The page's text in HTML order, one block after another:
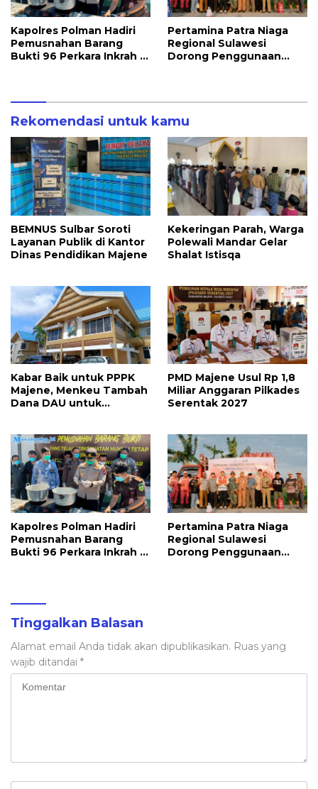
Kapolres Polman Hadiri
Pemusnahan Barang
Bukti 96 Perkara Inkrah di
Pertamina Patra Niaga
Regional Sulawesi
Dorong Penggunaan
Rekomendasi untuk kamu
BEMNUS Sulbar Soroti
Layanan Publik di Kantor
Dinas Pendidikan Majene
Kekeringan Parah, Warga
Polewali Mandar Gelar
Shalat Istisqa
Kabar Baik untuk PPPK
Majene, Menkeu Tambah
Dana DAU untuk
PMD Majene Usul Rp 1,8
Miliar Anggaran Pilkades
Serentak 2027
Kapolres Polman Hadiri
Pemusnahan Barang
Bukti 96 Perkara Inkrah di
Pertamina Patra Niaga
Regional Sulawesi
Dorong Penggunaan
Tinggalkan Balasan
Alamat email Anda tidak akan dipublikasikan. Ruas yang
wajib ditandai *